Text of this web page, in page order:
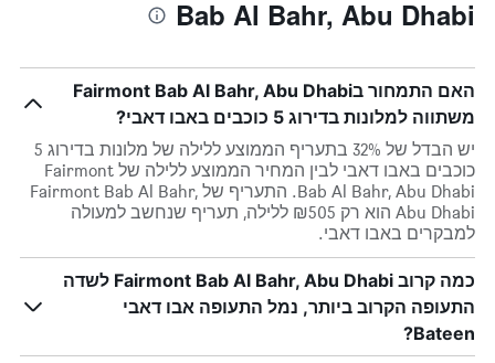
Bab Al Bahr, Abu Dhabi
האם התמחור בFairmont Bab Al Bahr, Abu Dhabi
משתווה למלונות בדירוג 5 כוכבים באבו דאבי?
יש הבדל של 32% בתעריף הממוצע ללילה של מלונות בדירוג 5
כוכבים באבו דאבי לבין המחיר הממוצע ללילה של Fairmont
Bab Al Bahr, Abu Dhabi. התעריף של Fairmont Bab Al Bahr,
Abu Dhabi הוא רק ₪505 ללילה, תעריף שנחשב למעולה
למבקרים באבו דאבי.
כמה קרוב Fairmont Bab Al Bahr, Abu Dhabi לשדה
התעופה הקרוב ביותר, נמל התעופה אבו דאבי
Bateen?